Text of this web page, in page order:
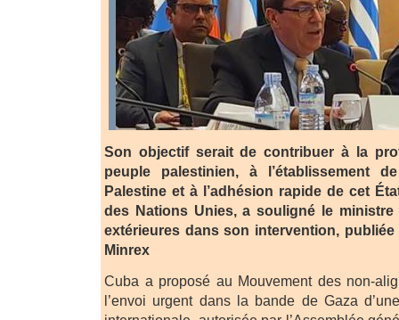
Son objectif serait de contribuer à la
peuple palestinien, à l’établissement
Palestine et à l’adhésion rapide de cet
des Nations Unies, a souligné le
extérieures dans son intervention,
Minrex
Cuba a proposé au Mouvement des non-
l’envoi urgent dans la bande de Gaza